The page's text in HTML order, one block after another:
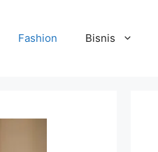
Fashion Bisnis